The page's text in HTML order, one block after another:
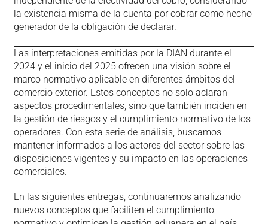
la existencia misma de la cuenta por cobrar como hecho
generador de la obligación de declarar.
Las interpretaciones emitidas por la DIAN durante el
2024 y el inicio del 2025 ofrecen una visión sobre el
marco normativo aplicable en diferentes ámbitos del
comercio exterior. Estos conceptos no solo aclaran
aspectos procedimentales, sino que también inciden en
la gestión de riesgos y el cumplimiento normativo de los
operadores. Con esta serie de análisis, buscamos
mantener informados a los actores del sector sobre las
disposiciones vigentes y su impacto en las operaciones
comerciales.
En las siguientes entregas, continuaremos analizando
nuevos conceptos que faciliten el cumplimiento